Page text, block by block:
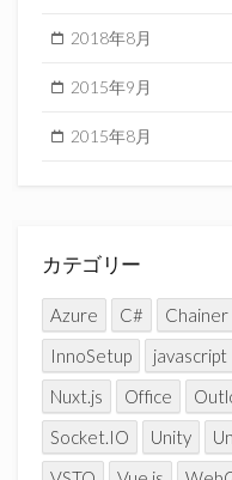
2018年8月
2015年9月
2015年8月
カテゴリー
Azure C# Chainer
InnoSetup
javascript
Nuxt.js
Office
Socket.IO
Unity